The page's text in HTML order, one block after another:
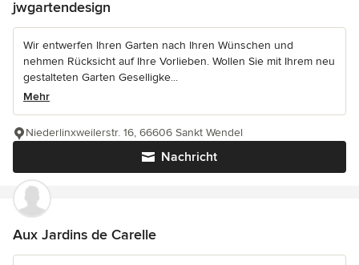
jwgartendesign
Wir entwerfen Ihren Garten nach Ihren Wünschen und
nehmen Rücksicht auf Ihre Vorlieben. Wollen Sie mit Ihrem neu
gestalteten Garten Geselligke...
Mehr
Nachricht
Niederlinxweilerstr. 16, 66606 Sankt Wendel
Aux Jardins de Carelle